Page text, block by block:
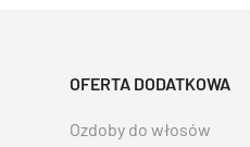
OFERTA DODATKOWA
Ozdoby do włosów